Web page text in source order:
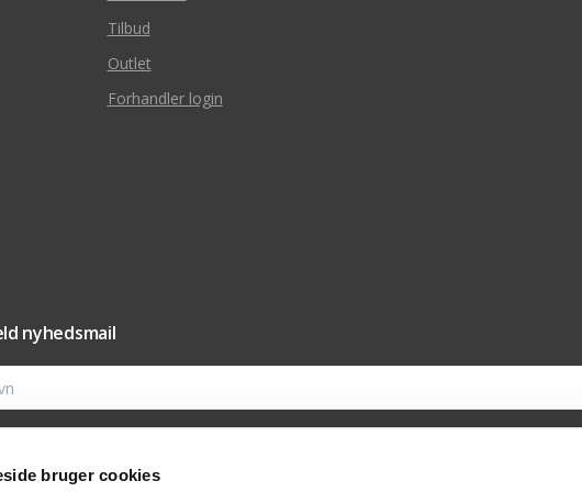
bruger cookies
Tilbud
Outlet
Forhandler login
nyhedsmail